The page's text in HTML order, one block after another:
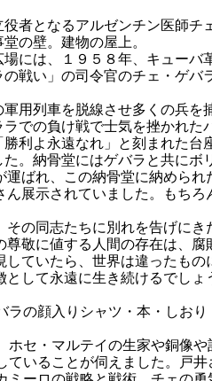
者となるアルゼンチン医師チ
の壁。建物の屋上。
には、１９５８年、キューバ
戦い」の司令官のチェ・ゲバ
用列車を脱線させ多くの兵を
での負け戦で士気を挫かれた
利よ永遠なれ」と刻まれた台
。納骨堂にはゲバラと共にボ
ばれ、この納骨堂に納められ
展示されていました。もちろ
の同志たちに別れを告げにき
敬に値する人間の存在は、腐
ていたら、世界は違ったもの
として永遠に生き続けるでし
の顔入りシャツ・本・しおり
セ・マルテイの生家や銅像
ていることが伺えました。戸